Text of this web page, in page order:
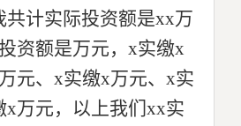
共计实际投资额是xx万
资额是万元，x实缴x
元、x实缴x万元、x实
x万元，以上我们xx实